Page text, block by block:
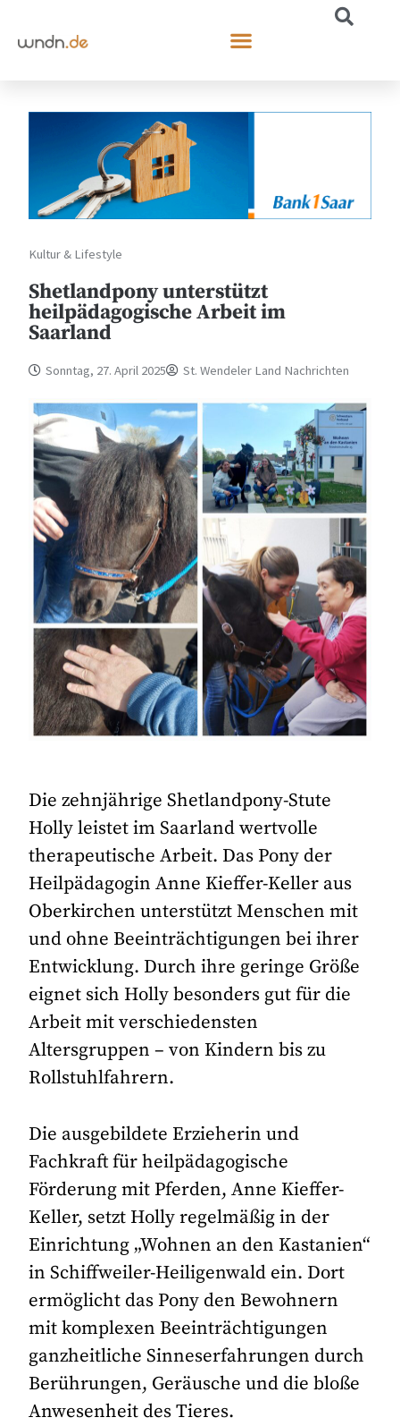
Kultur & Lifestyle
Shetlandpony unterstützt
heilpädagogische Arbeit im
Saarland
Sonntag, 27. April 2025 St. Wendeler Land Nachrichten
Die zehnjährige Shetlandpony-Stute
Holly leistet im Saarland wertvolle
therapeutische Arbeit. Das Pony der
Heilpädagogin Anne Kieffer-Keller aus
Oberkirchen unterstützt Menschen mit
und ohne Beeinträchtigungen bei ihrer
Entwicklung. Durch ihre geringe Größe
eignet sich Holly besonders gut für die
Arbeit mit verschiedensten
Altersgruppen – von Kindern bis zu
Rollstuhlfahrern.
Die ausgebildete Erzieherin und
Fachkraft für heilpädagogische
Förderung mit Pferden, Anne Kieffer-
Keller, setzt Holly regelmäßig in der
Einrichtung „Wohnen an den Kastanien“
in Schiffweiler-Heiligenwald ein. Dort
ermöglicht das Pony den Bewohnern
mit komplexen Beeinträchtigungen
ganzheitliche Sinneserfahrungen durch
Berührungen, Geräusche und die bloße
Anwesenheit des Tieres.